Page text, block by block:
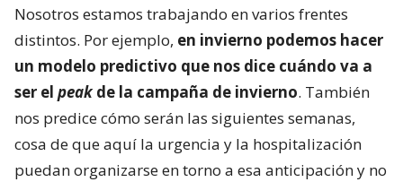
Nosotros estamos trabajando en varios frentes
distintos. Por ejemplo, en invierno podemos hacer
un modelo predictivo que nos dice cuándo va a
ser el peakde la campaña de invierno. También
nos predice cómo serán las siguientes semanas,
cosa de que aquí la urgencia y la hospitalización
puedan organizarse en torno a esa anticipación y no